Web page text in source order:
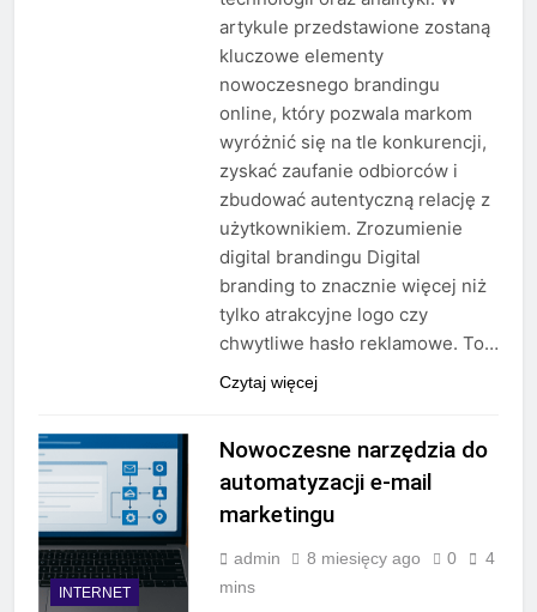
artykule przedstawione zostaną
kluczowe elementy
nowoczesnego brandingu
online, który pozwala markom
wyróżnić się na tle konkurencji,
zyskać zaufanie odbiorców i
zbudować autentyczną relację z
użytkownikiem. Zrozumienie
digital brandingu Digital
branding to znacznie więcej niż
tylko atrakcyjne logo czy
chwytliwe hasło reklamowe. To…
Czytaj więcej
INTERNET
Nowoczesne narzędzia do
automatyzacji e-mail
marketingu
admin 8 miesięcy ago 0
4
mins